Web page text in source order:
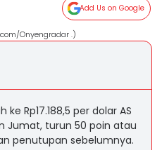
Add Us on Google
Onyengradar .)
Rp17.188,5 per dolar AS
Jumat, turun 50 poin atau
penutupan sebelumnya.